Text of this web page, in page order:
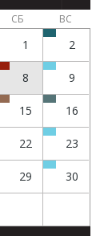
СБ ВС
1 2
8 9
15 16
22 23
29 30